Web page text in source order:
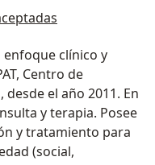
enfoque clínico y
Centro de
el año 2011. En
y terapia. Posee
y tratamiento para
(social,